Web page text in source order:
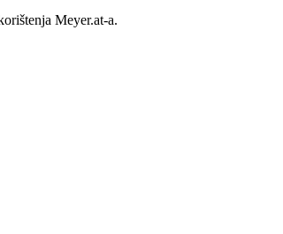
Meyer.at-a.